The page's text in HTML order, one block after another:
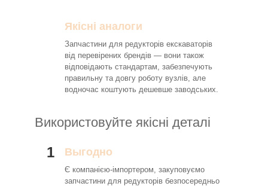
Якісні аналоги
Запчастини для редукторів екскаваторів
від перевірених брендів — вони також
відповідають стандартам, забезпечують
правильну та довгу роботу вузлів, але
водночас коштують дешевше заводських.
Використовуйте якісні деталі
1 Выгодно
Є компанією-імпортером, закуповуємо
запчастини для редукторів безпосередньо